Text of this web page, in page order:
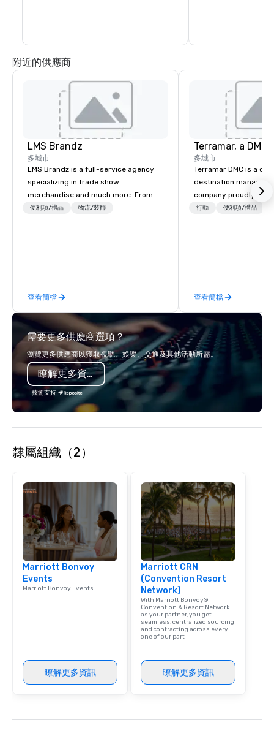
附近的供應商
LMS Brandz
多城市
LMS Brandz is a full-service agency
specializing in trade show
merchandise and much more. From
booth giveaways and branded apparel
years of industry experience and
commitment to exceptional customer
service set us apart. We deliver
smart, reliable solutions designed to
make the end-user experience
seamless from start to finish. We are
also a certified WOSB.
便利項/禮品 物流/裝飾
查看簡檔
多城市
Terramar DMC is a
destination
company proudly
years in business.
across 15
countries. With local
integrated into the
serve, Terramar
service and
clients in the
staffing, program
event design,
行動 便利項/禮品
查看簡檔
需要更多供應商選項？
瀏覽更多供應商以獲取視聽、娛樂、交通及其他活動所需。
瞭解更多資訊
技術支持
隸屬組織（2）
Marriott Bonvoy
Events
Marriott Bonvoy Events
瞭解更多資訊
Marriott CRN
(Convention Resort
Network)
With Marriott Bonvoy®
Convention & Resort Network
as your partner, you get
seamless, centralized sourcing
and contracting across every
one of our part
瞭解更多資訊